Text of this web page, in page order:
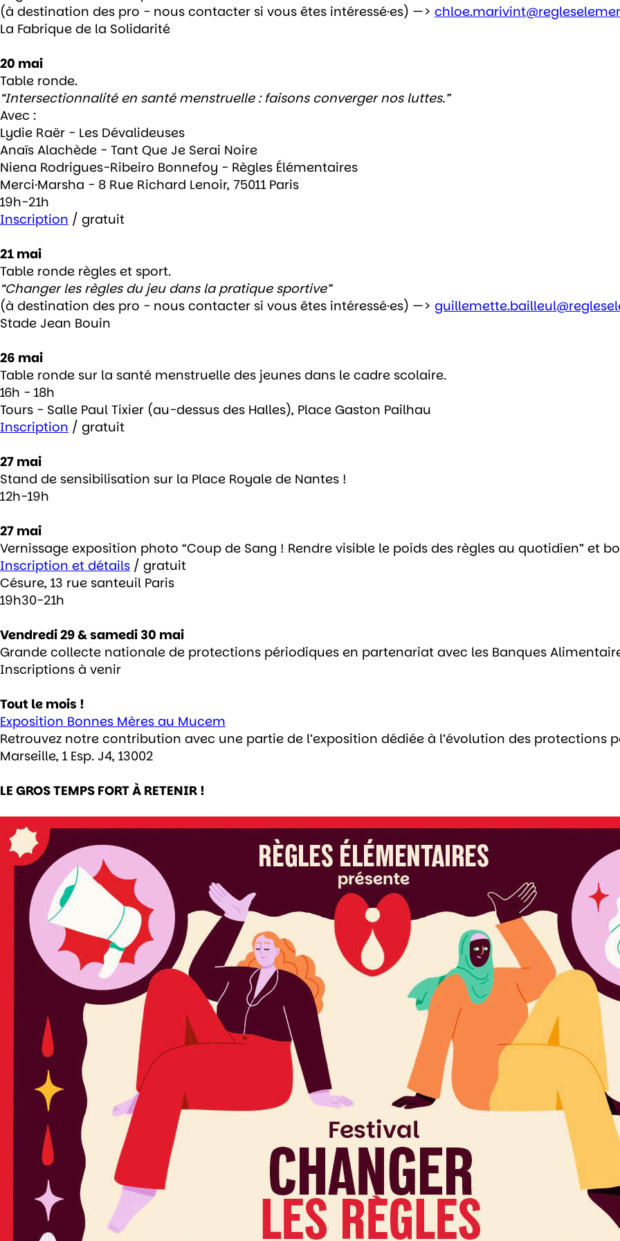
(à destination des pro - nous contacter si vous êtes intéressé·es) —>
La Fabrique de la Solidarité
20 mai
Table ronde.
“Intersectionnalité en santé menstruelle : faisons converger nos luttes.”
Avec :
Lydie Raër - Les Dévalideuses
Anaïs Alachède - Tant Que Je Serai Noire
Niena Rodrigues-Ribeiro Bonnefoy - Règles Élémentaires
Merci·Marsha - 8 Rue Richard Lenoir, 75011 Paris
19h-21h
Inscription / gratuit
21 mai
Table ronde règles et sport.
“Changer les règles du jeu dans la pratique sportive”
(à destination des pro - nous contacter si vous êtes intéressé·es) —>
Stade Jean Bouin
26 mai
Table ronde sur la santé menstruelle des jeunes dans le cadre scolaire.
16h - 18h
Tours - Salle Paul Tixier (au-dessus des Halles), Place Gaston Pailhau
Inscription / gratuit
27 mai
Stand de sensibilisation sur la Place Royale de Nantes !
12h-19h
27 mai
Vernissage exposition photo “Coup de Sang ! Rendre visible le poids des règles au quotidien” et
Inscription et détails / gratuit
Césure, 13 rue santeuil Paris
19h30-21h
Vendredi 29 & samedi 30 mai
Grande collecte nationale de protections périodiques en partenariat avec les Banques
Inscriptions à venir
Tout le mois !
Exposition Bonnes Mères au Mucem
Retrouvez notre contribution avec une partie de l’exposition dédiée à l’évolution des protections
Marseille, 1 Esp. J4, 13002
LE GROS TEMPS FORT À RETENIR !